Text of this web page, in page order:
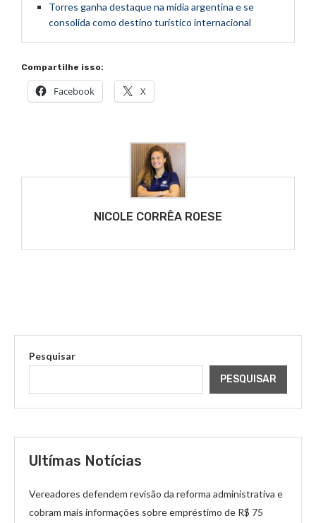
Torres ganha destaque na mídia argentina e se
consolida como destino turístico internacional
Compartilhe isso:
Facebook X
NICOLE CORRÊA ROESE
Pesquisar
PESQUISAR
Ultímas Notícias
Vereadores defendem revisão da reforma administrativa e
cobram mais informações sobre empréstimo de R$ 75